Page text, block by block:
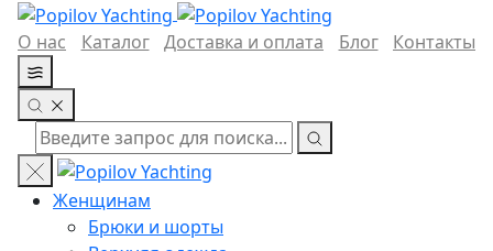
О нас Каталог Доставка и оплата Блог Контакты
Женщинам
Брюки и шорты